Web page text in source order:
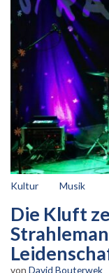
Kultur Musik
Die Kluft
von David Bouterwek